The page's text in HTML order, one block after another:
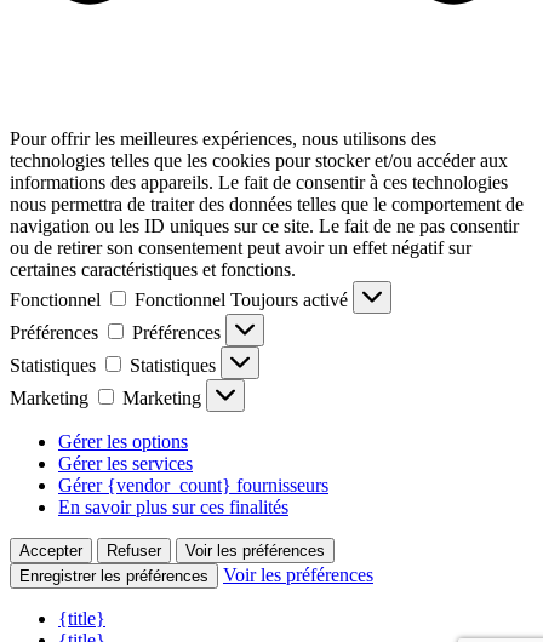
Pour offrir les meilleures expériences, nous utilisons des
technologies telles que les cookies pour stocker et/ou accéder aux
informations des appareils. Le fait de consentir à ces technologies
nous permettra de traiter des données telles que le comportement de
navigation ou les ID uniques sur ce site. Le fait de ne pas consentir
ou de retirer son consentement peut avoir un effet négatif sur
certaines caractéristiques et fonctions.
Fonctionnel
Fonctionnel Toujours activé
Préférences
Préférences
Statistiques
Statistiques
Marketing
Marketing
Gérer les options
Gérer les services
Gérer {vendor_count} fournisseurs
En savoir plus sur ces finalités
Accepter Refuser
Voir les préférences
Enregistrer les préférences
Voir les préférences
{title}